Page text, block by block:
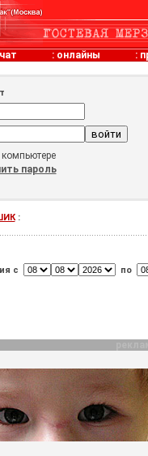
чат : онлайны :
пароль
:
с по